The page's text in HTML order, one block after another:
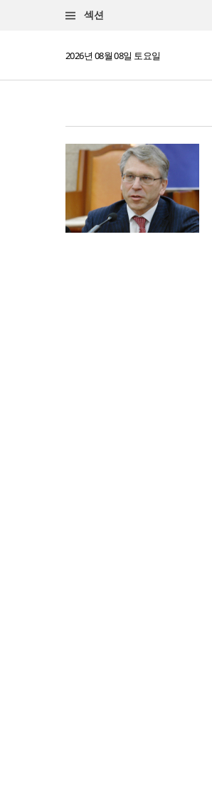
섹션
2026년 08월 08일 토요일